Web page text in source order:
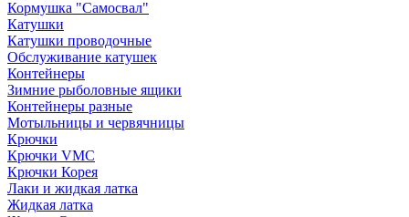
Кормушка "Самосвал"
Катушки
Катушки проводочные
Обслуживание катушек
Контейнеры
Зимние рыболовные ящики
Контейнеры разные
Мотыльницы и червячницы
Крючки
Крючки VMC
Крючки Корея
Лаки и жидкая латка
Жидкая латка